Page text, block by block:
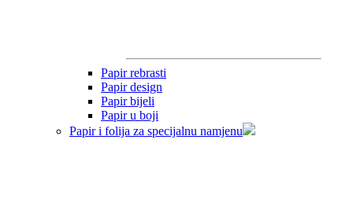
Papir rebrasti
Papir design
Papir bijeli
Papir u boji
Papir i folija za specijalnu namjenu